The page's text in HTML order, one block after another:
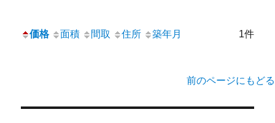
価格 面積 間取 住所 築年月 1件
前のページにもどる